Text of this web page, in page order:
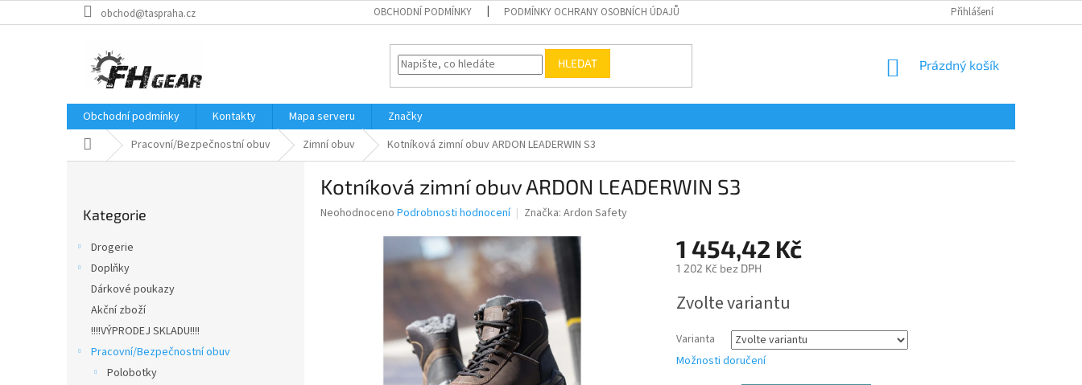
na
obchod@taspraha.cz OBCHODNÍ PODMÍNKY PODMÍNKY OCHRANY OSOBNÍCH ÚDAJŮ Přihlášení
HLEDAT
NÁKUPNÍ
Prázdný košík
Obchodní podmínky Kontakty Mapa serveru
Značky
Domů Pracovní/Bezpečnostní obuv Zimní obuv Kotníková zimní obuv ARDON LEADERWIN S3
kategorie
Kategorie
Drogerie
Doplňky
Dárkové poukazy
Akční zboží
!!!!VÝPRODEJ SKLADU!!!!
Pracovní/Bezpečnostní obuv
Polobotky
Kotníková zimní obuv ARDON LEADERWIN S3
Průměrné
Neohodnoceno Podrobnosti hodnocení Značka: Ardon Safety
1 454,42 Kč
1 202 Kč bez DPH
cena:
Zvolte variantu
Varianta
Možnosti doručení